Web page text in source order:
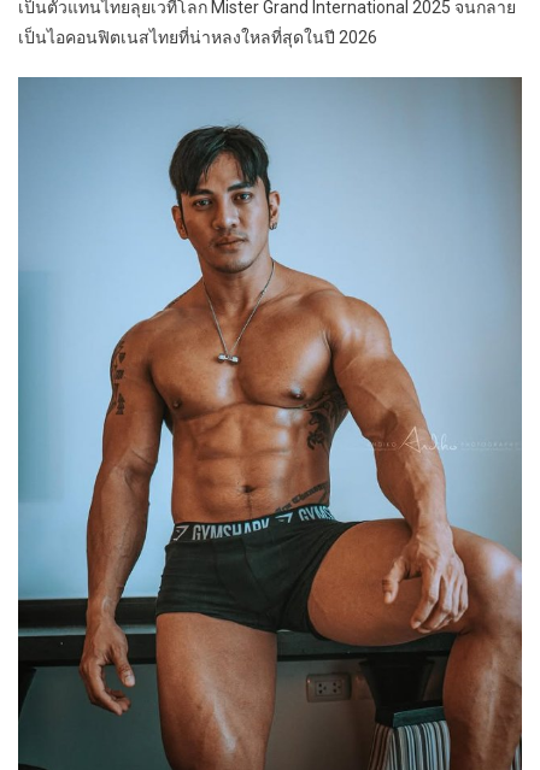
เป็นตัวแทนไทยลุยเวทีโลก Mister Grand International 2025 จนกลาย
เป็นไอคอนฟิตเนสไทยที่น่าหลงใหลที่สุดในปี 2026